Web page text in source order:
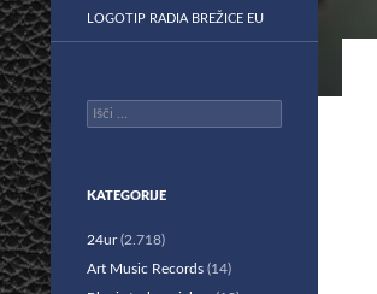
LOGOTIP RADIA BREŽICE EU
Išči:
KATEGORIJE
24ur(2.718)
Art Music Records (14)